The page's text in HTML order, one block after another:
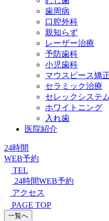
歯周病
口腔外科
親知らず
レーザー治療
予防歯科
小児歯科
マウスピース矯
セラミック治療
セレックシステム
ホワイトニング
入れ歯
医院紹介
24時間
WEB予約
TEL
24時間WEB予約
アクセス
PAGE TOP
一覧へ